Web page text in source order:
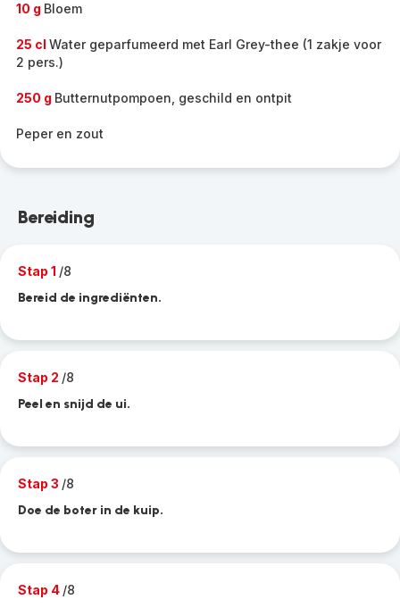
10 g Bloem
25 cl Water geparfumeerd met Earl Grey-thee (1 zakje voor
2 pers.)
250 g Butternutpompoen, geschild en ontpit
Peper en zout
Bereiding
Stap 1 /8
Bereid de ingrediënten.
Stap 2 /8
Peel en snijd de ui.
Stap 3 /8
Doe de boter in de kuip.
Stap 4 /8